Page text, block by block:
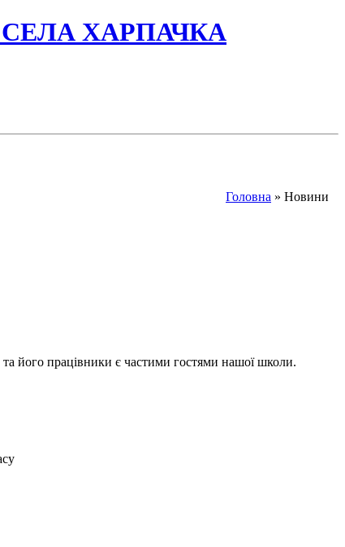
СЕЛА ХАРПАЧКА
Головна » Новини
його працівники є частими гостями нашої школи.